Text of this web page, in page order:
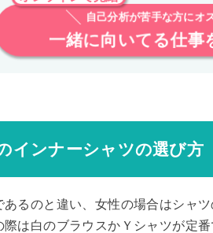
自己分析が苦手な方にオ
一緒に向いてる仕事
インナーシャツの選び方
あるのと違い、女性の場合はシャ
は白のブラウスかＹシャツが定番